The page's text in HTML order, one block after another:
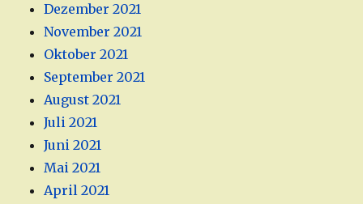
Dezember 2021
November 2021
Oktober 2021
September 2021
August 2021
Juli 2021
Juni 2021
Mai 2021
April 2021